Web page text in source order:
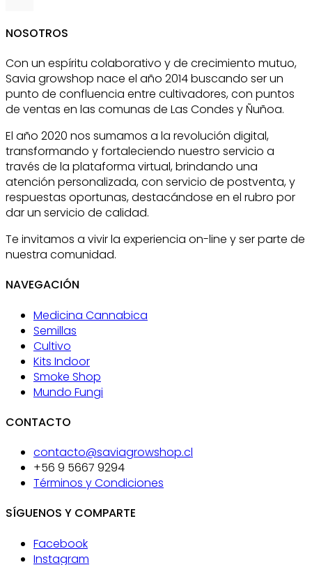
NOSOTROS
Con un espíritu colaborativo y de crecimiento mutuo,
Savia growshop nace el año 2014 buscando ser un
punto de confluencia entre cultivadores, con puntos
de ventas en las comunas de Las Condes y Ñuñoa.
El año 2020 nos sumamos a la revolución digital,
transformando y fortaleciendo nuestro servicio a
través de la plataforma virtual, brindando una
atención personalizada, con servicio de postventa, y
respuestas oportunas, destacándose en el rubro por
dar un servicio de calidad.
Te invitamos a vivir la experiencia on-line y ser parte de
nuestra comunidad.
NAVEGACIÓN
Medicina Cannabica
Semillas
Cultivo
Kits Indoor
Smoke Shop
Mundo Fungi
CONTACTO
contacto@saviagrowshop.cl
+56 9 5667 9294
Términos y Condiciones
SÍGUENOS Y COMPARTE
Facebook
Instagram